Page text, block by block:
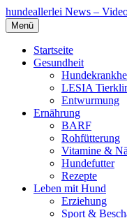
hundeallerlei News –
Menü
Startseite
Gesundheit
LESIA
Entwurmung
Ernährung
BARF
Rohfütterung
Vitamine &
Hundefutter
Rezepte
Leben mit Hund
Erziehung
Sport &